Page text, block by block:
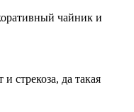
чайник и
стрекоза, да такая